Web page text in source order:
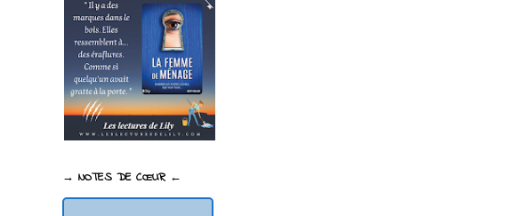
→ NOTES DE CŒUR ←